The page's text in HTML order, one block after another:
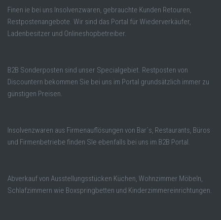
Finen ie bei uns Insolvenzwaren, gebrauchte Kunden Retouren,
Restpostenangebote. Wir sind das Portal für Wiederverkäufer,
Ladenbesitzer und Onlineshopbetreiber.
B2B Sonderposten sind unser Specialgebiet. Restposten von
Discountern bekommen Sie bei uns im Portal grundsätzlich immer zu
günstigen Preisen.
Insolvenzwaren aus Firmenauflösungen von Bar´s, Restaurants, Büros
und Firmenbetriebe finden SIe ebenfalls bei uns im B2B Portal.
Abverkauf von Ausstellungsstücken Küchen, Wohnzimmer Möbeln,
Schlafzimmern wie Boxspringbetten und Kinderzimmereinrichtungen.